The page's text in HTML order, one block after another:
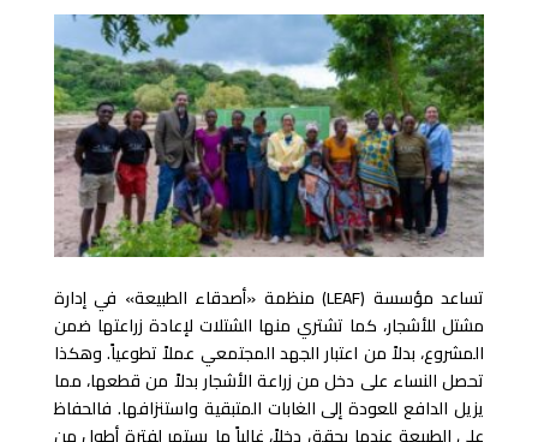
تساعد مؤسسة (LEAF) منظمة «أصدقاء الطبيعة» في إدارة
مشتل للأشجار، كما تشتري منها الشتلات لإعادة زراعتها ضمن
المشروع، بدلاً من اعتبار الجهد المجتمعي عملاً تطوعياً. وهكذا
تحصل النساء على دخل من زراعة الأشجار بدلاً من قطعها، مما
يزيل الدافع للعودة إلى الغابات المتبقية واستنزافها. فالحفاظ
على الطبيعة عندما يحقق دخلاً، غالباً ما يستمر لفترة أطول من